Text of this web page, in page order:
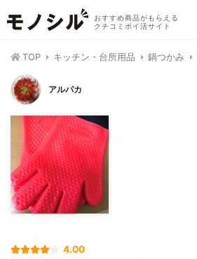
おすすめ商品がもらえる
クチコミポイ活サイト
TOP キッチン・台所用品 鍋つかみ
アルパカ
4.00